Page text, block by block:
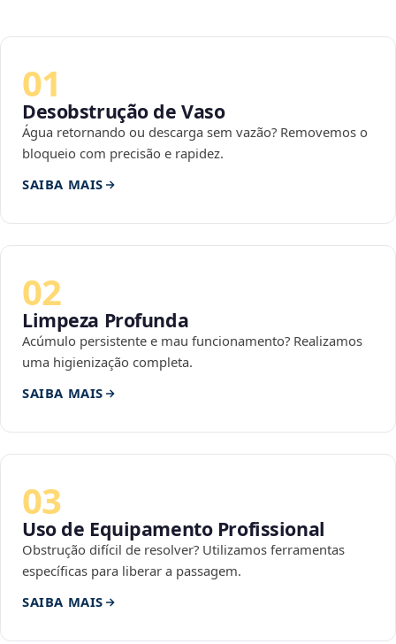
01
Desobstrução de Vaso
Água retornando ou descarga sem vazão? Removemos o
bloqueio com precisão e rapidez.
SAIBA MAIS
02
Limpeza Profunda
Acúmulo persistente e mau funcionamento? Realizamos
uma higienização completa.
SAIBA MAIS
03
Uso de Equipamento Profissional
Obstrução difícil de resolver? Utilizamos ferramentas
específicas para liberar a passagem.
SAIBA MAIS